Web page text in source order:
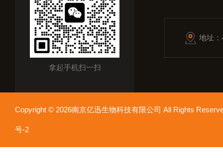
拿起手机扫一扫
地址
Copyright © 2026南京亿迅生物科技有限公司 All Rights
号-2